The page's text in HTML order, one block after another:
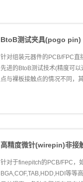
BtoB测试夹具(pogo pin)
针对组装元器件的PCB/FPC直
先进的BtoB测试技术(精度可
点与裸板接触点的情况不同，
低程度等等复杂情况对直接扎
了在BtoBconnector上直接扎
了公母接插件耗损的成本。
区域，同时弹簧针很小的压力
高精度微针(wirepin)非接
针对于finepitch的PCB/FPC，
BGA,COF,TAB,HDD,HDI等等